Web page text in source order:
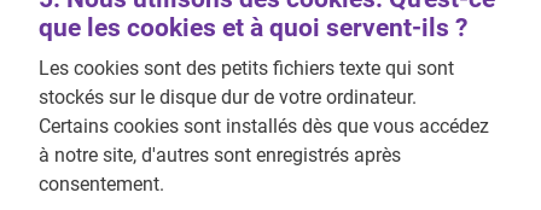
que les cookies et à quoi servent-ils ?
Les cookies sont des petits fichiers texte qui sont
stockés sur le disque dur de votre ordinateur.
Certains cookies sont installés dès que vous accédez
à notre site, d'autres sont enregistrés après
consentement.